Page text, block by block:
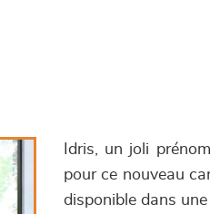
Idris, un joli
pour ce nouveau
disponible dans